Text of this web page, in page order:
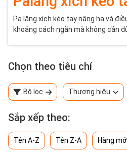
Pa lăng xích kéo tay nâng hạ và
khoảng cách ngắn mà không cần
Chọn theo tiêu chí
Bộ lọc Thương hiệu
Sắp xếp theo:
Tên A-Z Tên Z-A Hàng